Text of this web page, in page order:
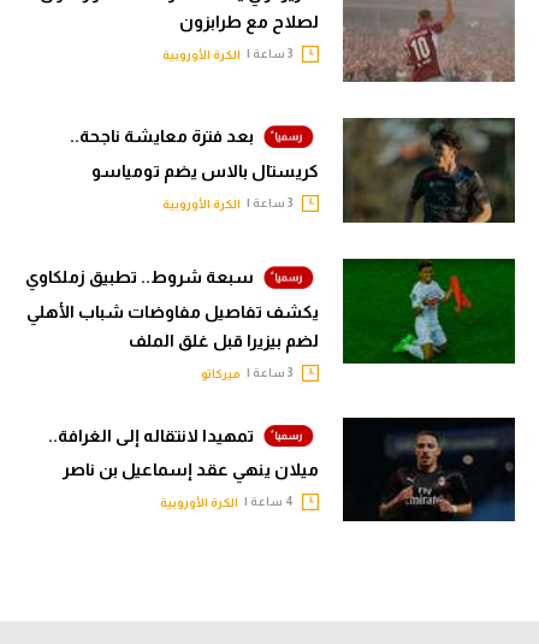
لصلاح مع طرابزون
الكرة الأوروبية
بعد فترة معايشة ناجحة..
كريستال بالاس يضم تومياسو
الكرة الأوروبية
سبعة شروط.. تطبيق زملكاوي
يكشف تفاصيل مفاوضات شباب الأهلي
لضم بيزيرا قبل غلق الملف
ميركاتو
تمهيدا لانتقاله إلى الغرافة..
ميلان ينهي عقد إسماعيل بن ناصر
الكرة الأوروبية